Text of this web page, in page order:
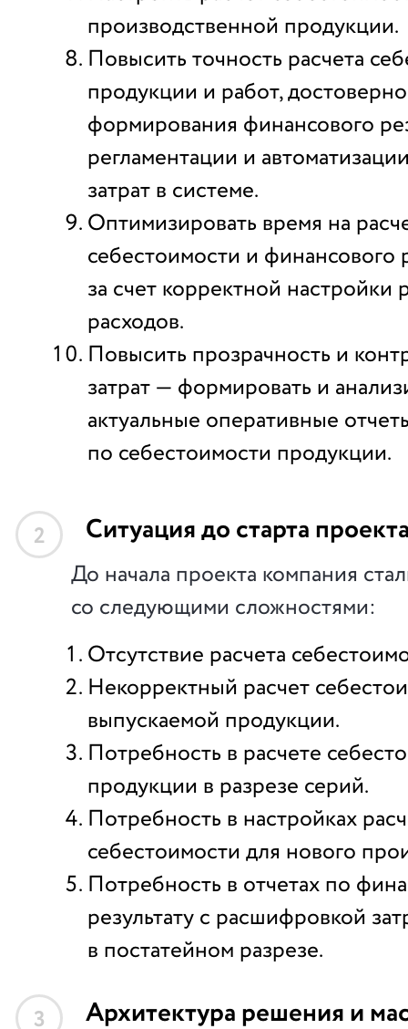
производственной продукции.
Повысить точность расчета
продукции и работ,
формирования финансового
регламентации и
затрат в системе.
Оптимизировать время на
себестоимости и финансового
за счет корректной настройки
расходов.
Повысить прозрачность и
затрат — формировать и
актуальные оперативные
по себестоимости продукции.
2 Ситуация до старта
До начала проекта компания
со следующими сложностями:
Отсутствие расчета
Некорректный расчет
выпускаемой продукции.
Потребность в расчете
продукции в разрезе серий.
Потребность в настройках
себестоимости для нового
Потребность в отчетах по
результату с расшифровкой
в постатейном разрезе.
3 Архитектура решения и